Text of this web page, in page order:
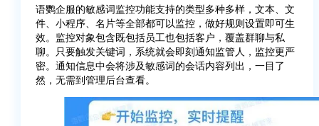
语鹦企服的敏感词监控功能支持的类型多种多样，文本、文
件、小程序、名片等全部都可以监控，做好规则设置即可生
效。监控对象包含既包括员工也包括客户，覆盖群聊与私
聊。只要触发关键词，系统就会即刻通知监管人，监控更严
密。通知信息中会将涉及敏感词的会话内容列出，一目了
然，无需到管理后台查看。